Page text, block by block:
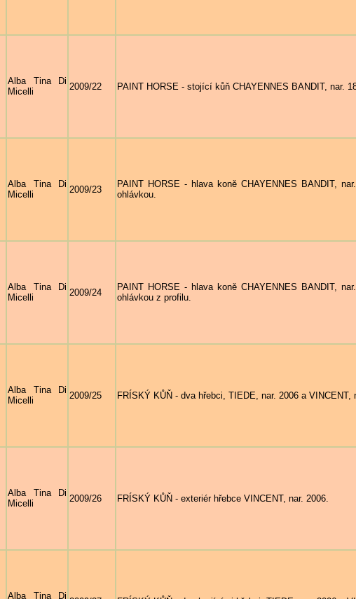
Alba Tina Di
Micelli
2009/22 PAINT HORSE - stojící kůň CHAYENNES BANDIT, nar.
Alba Tina Di
Micelli
2009/23
PAINT HORSE - hlava koně CHAYENNES BANDIT,
ohlávkou.
Alba Tina Di
Micelli
2009/24
PAINT HORSE - hlava koně CHAYENNES BANDIT,
ohlávkou z profilu.
Alba Tina Di
Micelli
2009/25 FRÍSKÝ KŮŇ - dva hřebci, TIEDE, nar. 2006 a VINCENT,
Alba Tina Di
Micelli
2009/26 FRÍSKÝ KŮŇ - exteriér hřebce VINCENT, nar. 2006.
Alba Tina Di